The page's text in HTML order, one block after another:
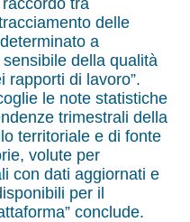
tra
delle
a
della qualità
rapporti di lavoro”.
le note statistiche
trimestrali della
territoriale e di fonte
volute per
con dati aggiornati e
per il
conclude.